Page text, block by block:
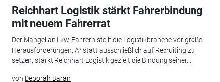
Reichhart Logistik stärkt Fahrerbindung
mit neuem Fahrerrat
Der Mangel an Lkw-Fahrern stellt die Logistikbranche vor große
Herausforderungen. Anstatt ausschließlich auf Recruiting zu
setzen, stärkt Reichhart Logistik gezielt die Bindung seiner...
von Deborah Baran